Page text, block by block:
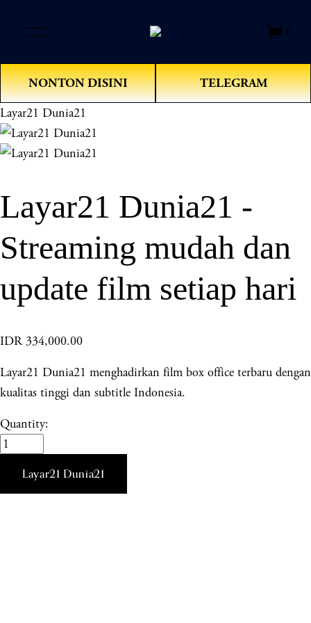
e
n
M
e
u
0
NONTON DISINI TELEGRAM
Layar21 Dunia21
Layar21 Dunia21 -
Streaming mudah dan
update film setiap hari
IDR 334,000.00
Layar21 Dunia21 menghadirkan film box office terbaru dengan
kualitas tinggi dan subtitle Indonesia.
Quantity:
Layar21 Dunia21